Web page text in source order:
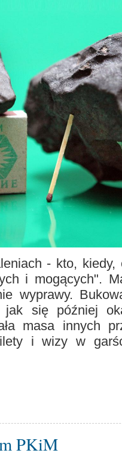
- kto,
i mogących".
wyprawy.
się później
masa innych
i wizy w
PKiM